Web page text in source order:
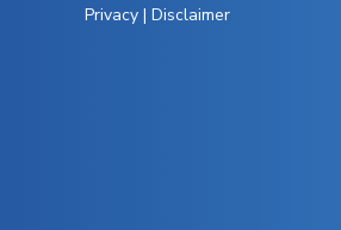
Privacy| Disclaimer